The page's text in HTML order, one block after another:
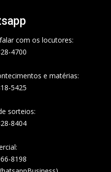
com os locutores:
4700
e matérias:
5425
sorteios:
8404
8198